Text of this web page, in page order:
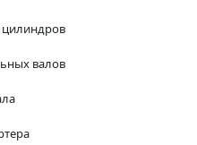
цилиндров
валов